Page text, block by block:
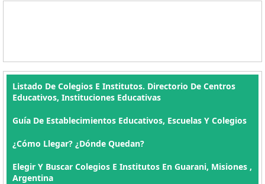
Listado De Colegios E Institutos. Directorio De Centros
Educativos, Instituciones Educativas
Guía De Establecimientos Educativos, Escuelas Y Colegios
¿Cómo Llegar? ¿Dónde Quedan?
Elegir Y Buscar Colegios E Institutos En Guarani, Misiones ,
Argentina